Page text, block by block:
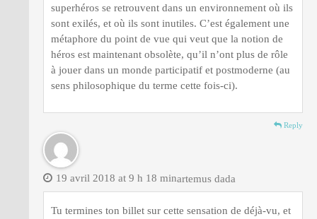
superhéros se retrouvent dans un environnement où ils
sont exilés, et où ils sont inutiles. C’est également une
métaphore du point de vue qui veut que la notion de
héros est maintenant obsolète, qu’il n’ont plus de rôle
à jouer dans un monde participatif et postmoderne (au
sens philosophique du terme cette fois-ci).
Reply
artemus dada
19 avril 2018 at 9 h 18 min
Tu termines ton billet sur cette sensation de déjà-vu, et